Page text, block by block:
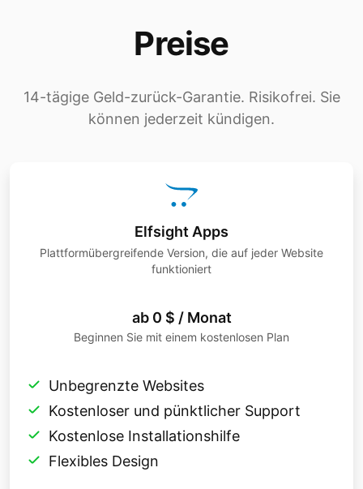
Preise
14-tägige Geld-zurück-Garantie. Risikofrei. Sie
können jederzeit kündigen.
Elfsight Apps
Plattformübergreifende Version, die auf jeder Website
funktioniert
ab 0 $ / Monat
Beginnen Sie mit einem kostenlosen Plan
Unbegrenzte Websites
Kostenloser und pünktlicher Support
Kostenlose Installationshilfe
Flexibles Design